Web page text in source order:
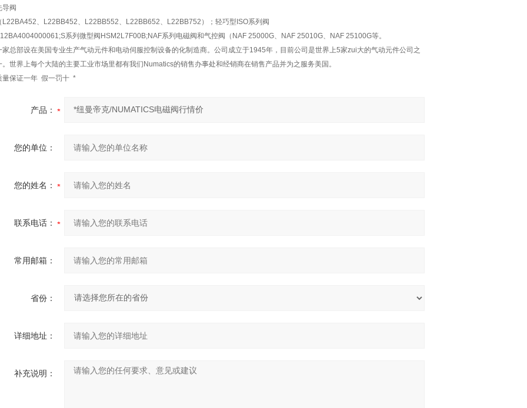
导阀
L22BA452、L22BB452、L22BB552、L22BB652、L22BB752）；轻巧型ISO系列阀
系列微型阀HSM2L7F00B;NAF系列电磁阀和气控阀（NAF 25000G、NAF 25010G、NAF 25100G等。
家总部设在美国专业生产气动元件和电动伺服控制设备的化制造商。公司成立于1945年，目前公司是世界上5家zui大的气动元件公司之
。世界上每个大陆的主要工业市场里都有我们Numatics的销售办事处和经销商在销售产品并为之服务美国。
量保证一年 假一罚十 *
产品：
您的单位：
您的姓名：
联系电话：
常用邮箱：
省份：
详细地址：
补充说明：